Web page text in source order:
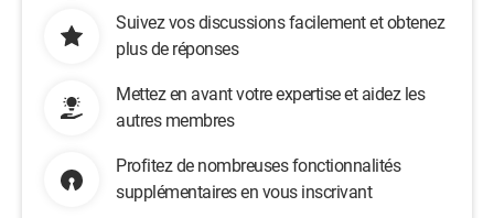
Suivez vos discussions facilement et obtenez
plus de réponses
Mettez en avant votre expertise et aidez les
autres membres
Profitez de nombreuses fonctionnalités
supplémentaires en vous inscrivant